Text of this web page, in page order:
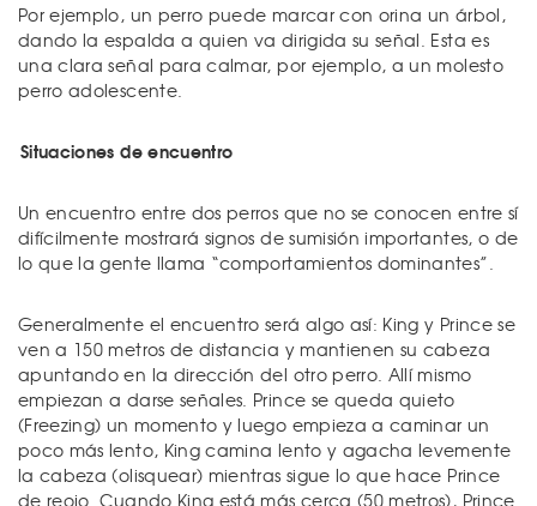
Por ejemplo, un perro puede marcar con orina un árbol,
dando la espalda a quien va dirigida su señal. Esta es
una clara señal para calmar, por ejemplo, a un molesto
perro adolescente.
Situaciones de encuentro
Un encuentro entre dos perros que no se conocen entre sí
difícilmente mostrará signos de sumisión importantes, o de
lo que la gente llama “comportamientos dominantes”.
Generalmente el encuentro será algo así: King y Prince se
ven a 150 metros de distancia y mantienen su cabeza
apuntando en la dirección del otro perro. Allí mismo
empiezan a darse señales. Prince se queda quieto
(Freezing) un momento y luego empieza a caminar un
poco más lento, King camina lento y agacha levemente
la cabeza (olisquear) mientras sigue lo que hace Prince
de reojo. Cuando King está más cerca (50 metros), Prince